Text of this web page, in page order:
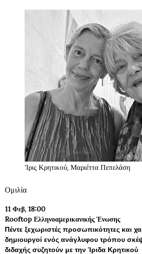
‘Ιρις Κρητικού, Μαριέττα Πεπελάση
Ομιλία
11 Φεβ, 18:00
Rooftop Ελληνοαμερικανικής Ένωσης
Πέντε ξεχωριστές προσωπικότητες και
δημιουργοί ενός ανάγλυφου τρόπου
διδαχής συζητούν με την Ίριδα Κρητικού